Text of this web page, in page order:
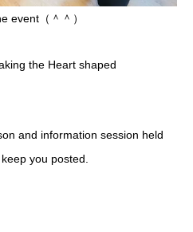
event（＾＾）
the Heart shaped
and information session held
you posted.